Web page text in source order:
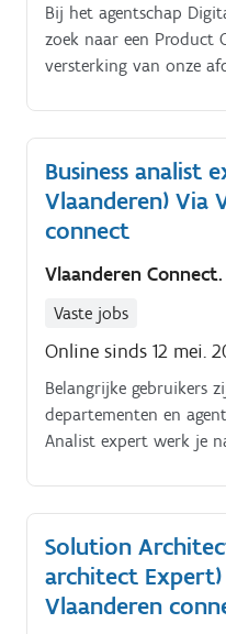
Bij het agentschap
zoek naar een Product
versterking van onze
nieuwe uitdaging
strategisch sturen en
coherent, betrouwbaar
waarin werkplek ,
SOC‑diensten
roadmaps en kwaliteit
dan ben jij misschien
Business analist
Vlaanderen) Via
connect
Vlaanderen Connect.
Vaste jobs
Online sinds 12 mei.
Belangrijke gebruikers
departementen en
Analist expert werk je
Solution
architect Expert)
Vlaanderen